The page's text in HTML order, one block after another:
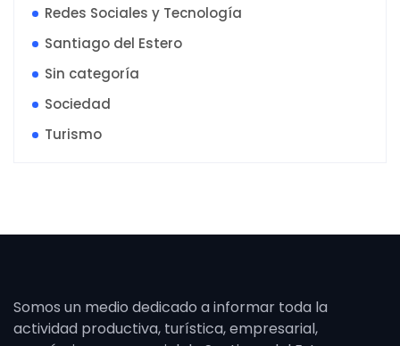
Redes Sociales y Tecnología
Santiago del Estero
Sin categoría
Sociedad
Turismo
Somos un medio dedicado a informar toda la
actividad productiva, turística, empresarial,